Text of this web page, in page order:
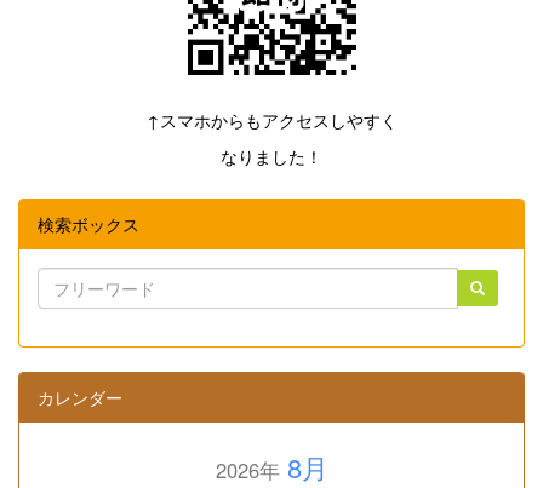
↑スマホからもアクセスしやすく
なりました！
検索ボックス
カレンダー
2026年8月